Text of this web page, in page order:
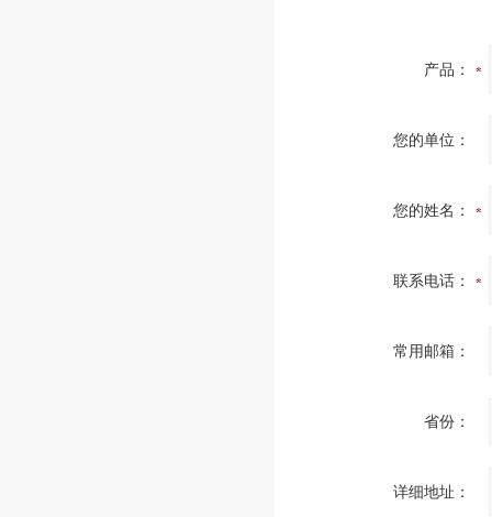
产品：
您的单位：
您的姓名：
联系电话：
常用邮箱：
省份：
详细地址：